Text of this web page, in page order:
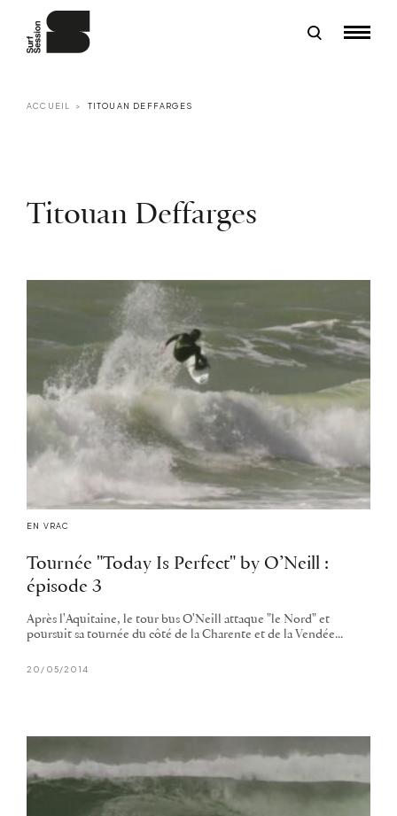
ACCUEIL TITOUAN DEFFARGES
Titouan Deffarges
EN VRAC
Tournée "Today Is Perfect" by O’Neill :
épisode 3
Après l'Aquitaine, le tour bus O'Neill attaque "le Nord" et
poursuit sa tournée du côté de la Charente et de la Vendée...
20/05/2014